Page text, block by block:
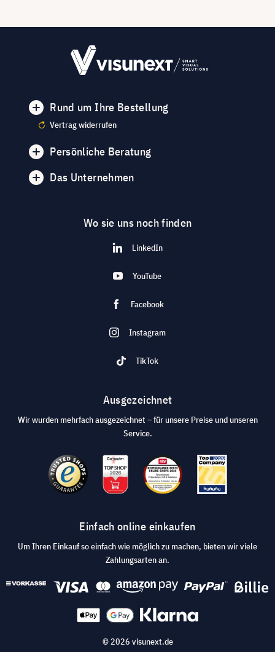
Rund um Ihre Bestellung
Vertrag widerrufen
Persönliche Beratung
Das Unternehmen
Wo sie uns noch finden
LinkedIn
YouTube
Facebook
Instagram
TikTok
Ausgezeichnet
Wir wurden mehrfach ausgezeichnet – für unsere Preise und unseren
Service.
Einfach online einkaufen
Um Ihren Einkauf so einfach wie möglich zu machen, bieten wir viele
Zahlungsarten an.
© 2026 visunext.de